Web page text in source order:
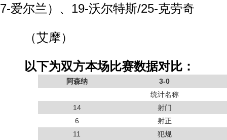
7-爱尔兰）、19-沃尔特斯/25-克劳奇
（艾摩）
以下为双方本场比赛数据对比：
阿森纳
3-0
统计名称
14
射门
6
射正
11
犯规